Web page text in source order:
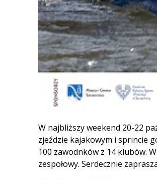
Treść
W najbliższy weekend 20-22
zjeździe kajakowym i sprincie
100 zawodnków z 14 klubów.
zespołowy. Serdecznie